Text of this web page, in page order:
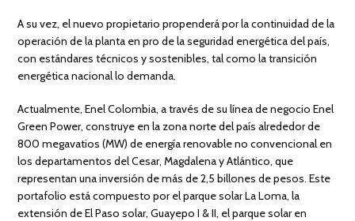
A su vez, el nuevo propietario propenderá por la continuidad de la
operación de la planta en pro de la seguridad energética del país,
con estándares técnicos y sostenibles, tal como la transición
energética nacional lo demanda.
Actualmente, Enel Colombia, a través de su línea de negocio Enel
Green Power, construye en la zona norte del país alrededor de
800 megavatios (MW) de energía renovable no convencional en
los departamentos del Cesar, Magdalena y Atlántico, que
representan una inversión de más de 2,5 billones de pesos. Este
portafolio está compuesto por el parque solar La Loma, la
extensión de El Paso solar, Guayepo I & II, el parque solar en